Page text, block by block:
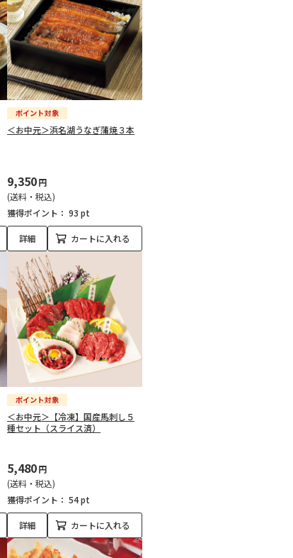
＜お中元＞浜名湖うなぎ蒲焼３本
9,350円
(送料・税込)
獲得ポイント： 93 pt
詳細 カートに入れる
＜お中元＞【冷凍】国産馬刺し５
種セット（スライス済）
5,480円
(送料・税込)
獲得ポイント： 54 pt
詳細 カートに入れる